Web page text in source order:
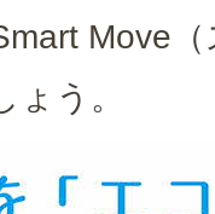
Move
う。